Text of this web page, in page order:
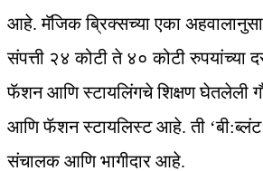
आहे. मॅजिक ब्रिक्सच्या एका
संपत्ती २४ कोटी ते ४० कोटी रुपयांच्या
फॅशन आणि स्टायलिंगचे शिक्षण घेतलेली
आणि फॅशन स्टायलिस्ट आहे. ती ‘बी:ब्लंट’
संचालक आणि भागीदार आहे.